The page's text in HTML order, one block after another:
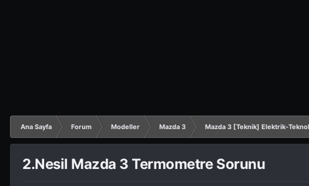
Ana Sayfa Forum Modeller Mazda 3 Mazda 3 [Teknik] Elektrik-
2.Nesil Mazda 3 Termometre Sorunu